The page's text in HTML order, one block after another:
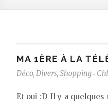
MA 1ÈRE À LA
Déco, Divers, Shopping -
Et oui :D Il y a